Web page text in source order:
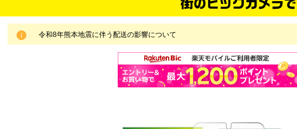
令和8年熊本地震に伴う配送の影響について